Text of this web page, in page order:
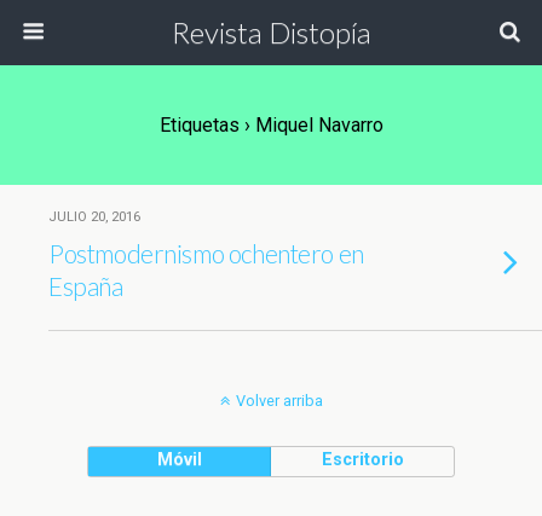
Revista Distopía
Etiquetas › Miquel Navarro
JULIO 20, 2016
Postmodernismo ochentero en
España
Volver arriba
Móvil Escritorio